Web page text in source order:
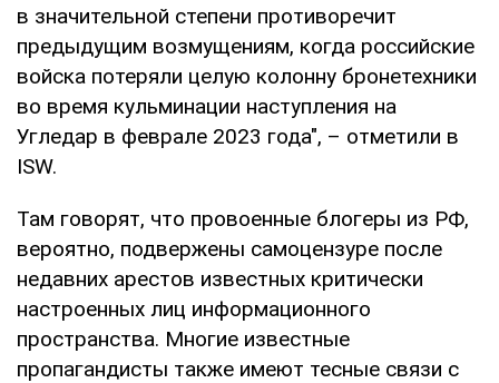
в значительной степени противоречит
предыдущим возмущениям, когда российские
войска потеряли целую колонну бронетехники
во время кульминации наступления на
Угледар в феврале 2023 года", – отметили в
ISW.
Там говорят, что провоенные блогеры из РФ,
вероятно, подвержены самоцензуре после
недавних арестов известных критически
настроенных лиц информационного
пространства. Многие известные
пропагандисты также имеют тесные связи с